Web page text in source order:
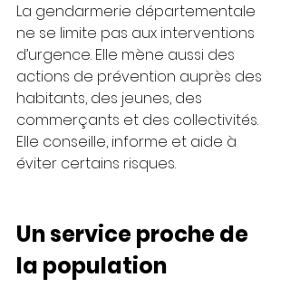
La gendarmerie départementale
ne se limite pas aux interventions
d’urgence. Elle mène aussi des
actions de prévention auprès des
habitants, des jeunes, des
commerçants et des collectivités.
Elle conseille, informe et aide à
éviter certains risques.
Un service proche de
la population